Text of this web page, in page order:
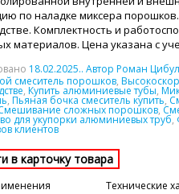
по наладке миксера
Комплектность и
материалов. Цена указана с
18.02.2025.. Автор Роман
смеситель порошков,
, Купить алюминиевые тубы,
, Пьяная бочка смеситель купить,
сложных порошков,
для укупорки алюминиевых труб,
клиентов
Технические